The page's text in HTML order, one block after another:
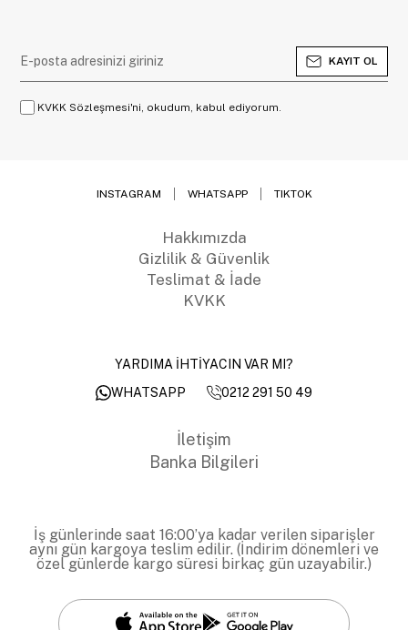
KAYIT OL
KVKK Sözleşmesi'ni, okudum, kabul ediyorum.
INSTAGRAM WHATSAPP TIKTOK
Hakkımızda
Gizlilik & Güvenlik
Teslimat & İade
KVKK
YARDIMA İHTİYACIN VAR MI?
WHATSAPP
0212 291 50 49
İletişim
Banka Bilgileri
İş günlerinde saat 16:00’ya kadar verilen siparişler
aynı gün kargoya teslim edilir. (İndirim dönemleri ve
özel günlerde kargo süresi birkaç gün uzayabilir.)